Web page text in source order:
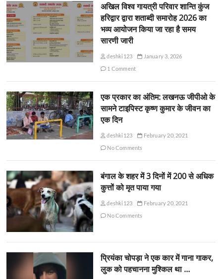
अखिल विश्व गायत्री परिवार शान्ति कुंज
हरिद्वार द्वारा शताब्दी समारोह 2026 का
भव्य आयोजन किया जा रहा है समय
सारणी जारी
deshki123
January 3, 2026
1 Comment
एक प्रकार का अंतिम: लखनऊ जीपीओ के
सामने टाइपिस्ट कृष्ण कुमार के जीवन का
एक दिन
deshki123
February 20, 2021
No Comments
बंगाल के शहर में 3 दिनों में 200 से अधिक
कुत्तों को मृत पाया गया
deshki123
February 20, 2021
No Comments
प्रियंका चोपड़ा ने एक कार में गाना गाकर,
लुक को पहचानना मुश्किल था …